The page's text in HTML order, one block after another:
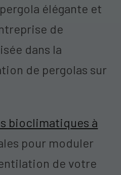
élégante et
de
dans la
de pergolas sur
bioclimatiques à
pour moduler
de votre